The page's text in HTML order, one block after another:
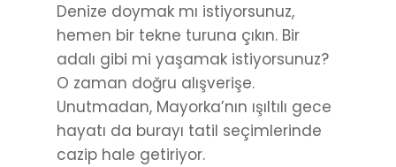
Denize doymak mı istiyorsunuz,
hemen bir tekne turuna çıkın. Bir
adalı gibi mi yaşamak istiyorsunuz?
O zaman doğru alışverişe.
Unutmadan, Mayorka’nın ışıltılı gece
hayatı da burayı tatil seçimlerinde
cazip hale getiriyor.